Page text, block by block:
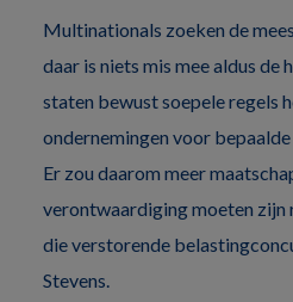
Multinationals zoeken de
daar is niets mis mee aldus de
staten bewust soepele regels
ondernemingen voor
Er zou daarom meer
verontwaardiging moeten zijn
die verstorende
Stevens.